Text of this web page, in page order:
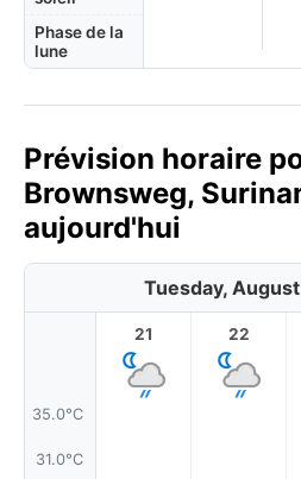
Phase de la
lune
Prévision horaire
Brownsweg,
aujourd'hui
Tuesday,
35.0°C
31.0°C
21 22